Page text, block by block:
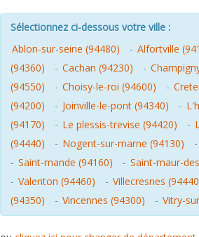
Sélectionnez ci-dessous votre ville :
Ablon-sur-seine (94480)
- Alfortville
(94360)
- Cachan (94230) -
(94550)
- Choisy-le-roi (94600) -
(94200)
- Joinville-le-pont (94340) -
(94170)
- Le plessis-trevise (94420) -
(94440)
- Nogent-sur-marne (94130) -
- Saint-mande (94160) - Saint-maur-
- Valenton (94460) - Villecresnes
(94350)
- Vincennes (94300) - Vitry-